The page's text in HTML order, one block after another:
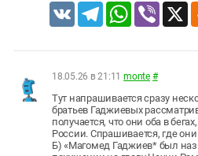
VK TelegramWhatsApp
Viber X
18.05.26 в 21:11 monte #
Тут напрашивается сразу
братьев Гаджиевых
получается, что они оба в
России. Спрашивается, где
Б) «Магомед Гаджиев* был